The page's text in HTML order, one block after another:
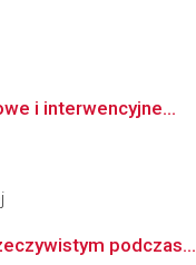
i interwencyjne...
podczas...